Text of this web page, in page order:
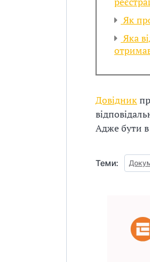
Як
Яка
Довідник
Адже бути в
Теми: